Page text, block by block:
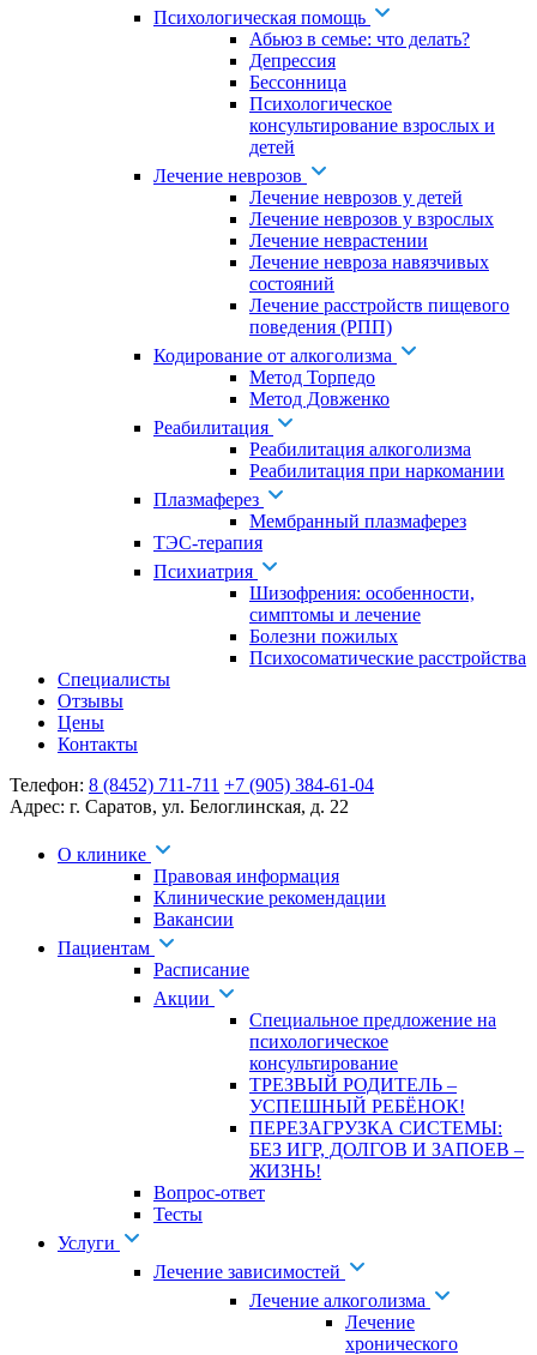
Психологическая помощь
Абьюз в семье: что делать?
Депрессия
Бессонница
Психологическое
консультирование взрослых и
детей
Лечение неврозов
Лечение неврозов у детей
Лечение неврозов у взрослых
Лечение неврастении
Лечение невроза навязчивых
состояний
Лечение расстройств пищевого
поведения (РПП)
Кодирование от алкоголизма
Метод Торпедо
Метод Довженко
Реабилитация
Реабилитация алкоголизма
Реабилитация при наркомании
Плазмаферез
Мембранный плазмаферез
ТЭС-терапия
Психиатрия
Шизофрения: особенности,
симптомы и лечение
Болезни пожилых
Психосоматические расстройства
Специалисты
Отзывы
Цены
Контакты
Телефон: 8 (8452) 711-711 +7 (905) 384-61-04
Адрес: г. Саратов, ул. Белоглинская, д. 22
О клинике
Правовая информация
Клинические рекомендации
Вакансии
Пациентам
Расписание
Акции
Специальное предложение на
психологическое
консультирование
ТРЕЗВЫЙ РОДИТЕЛЬ –
УСПЕШНЫЙ РЕБЁНОК!
ПЕРЕЗАГРУЗКА СИСТЕМЫ:
БЕЗ ИГР, ДОЛГОВ И ЗАПОЕВ –
ЖИЗНЬ!
Вопрос-ответ
Тесты
Услуги
Лечение зависимостей
Лечение алкоголизма
Лечение
хронического